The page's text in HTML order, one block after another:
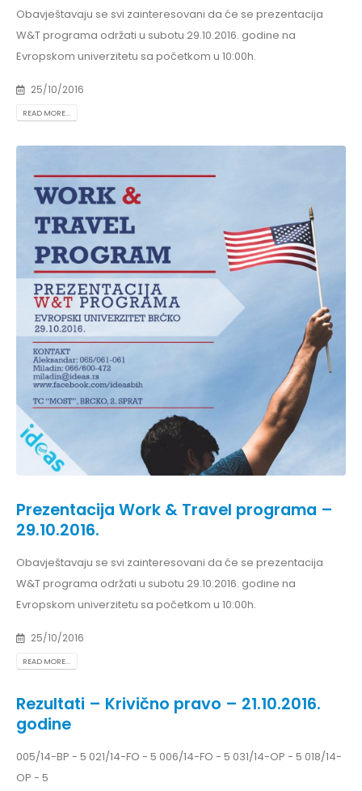
Obavještavaju se svi zainteresovani da će se prezentacija
W&T programa održati u subotu 29.10.2016. godine na
Evropskom univerzitetu sa početkom u 10:00h.
25/10/2016
READ MORE...
Prezentacija Work & Travel programa –
29.10.2016.
Obavještavaju se svi zainteresovani da će se prezentacija
W&T programa održati u subotu 29.10.2016. godine na
Evropskom univerzitetu sa početkom u 10:00h.
25/10/2016
READ MORE...
Rezultati – Krivično pravo – 21.10.2016.
godine
005/14-BP - 5 021/14-FO - 5 006/14-FO - 5 031/14-OP - 5 018/14-
OP - 5